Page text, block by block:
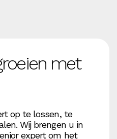
met
op te lossen, te
Wij brengen u in
expert om het